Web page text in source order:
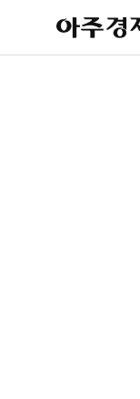
아
주
제